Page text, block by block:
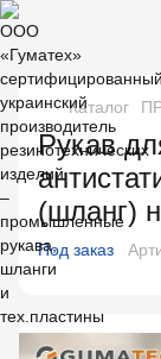
Каталог
Рукав
(шланг)
Под заказ